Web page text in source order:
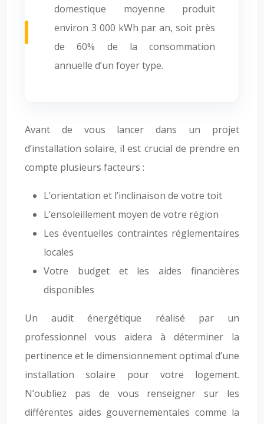
domestique moyenne produit
environ 3 000 kWh par an, soit près
de 60% de la consommation
annuelle d’un foyer type.
Avant de vous lancer dans un projet
d’installation solaire, il est crucial de prendre en
compte plusieurs facteurs :
L’orientation et l’inclinaison de votre toit
L’ensoleillement moyen de votre région
Les éventuelles contraintes réglementaires
locales
Votre budget et les aides financières
disponibles
Un audit énergétique réalisé par un
professionnel vous aidera à déterminer la
pertinence et le dimensionnement optimal d’une
installation solaire pour votre logement.
N’oubliez pas de vous renseigner sur les
différentes aides gouvernementales comme la